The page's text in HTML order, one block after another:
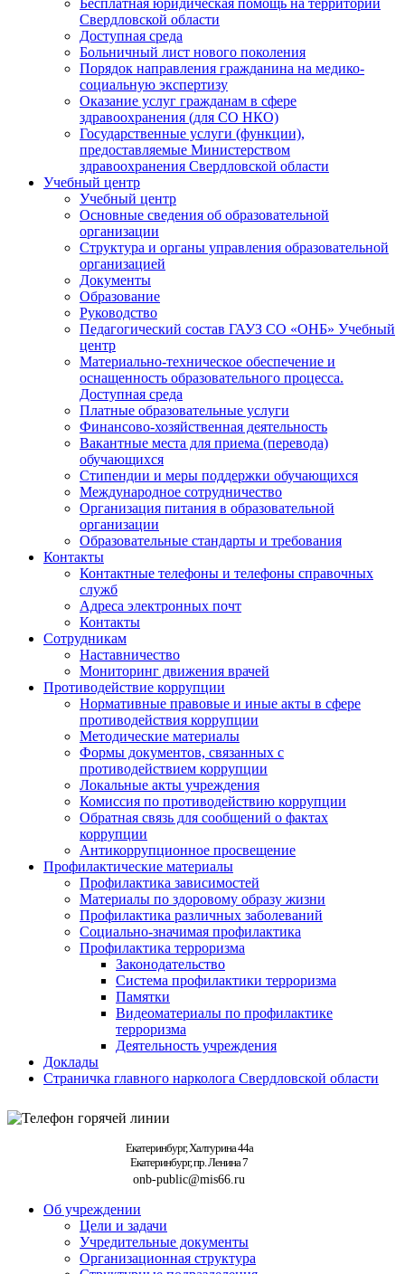
Бесплатная юридическая помощь на территории
Свердловской области
Доступная среда
Больничный лист нового поколения
Порядок направления гражданина на медико-
социальную экспертизу
Оказание услуг гражданам в сфере
здравоохранения (для СО НКО)
Государственные услуги (функции),
предоставляемые Министерством
здравоохранения Свердловской области
Учебный центр
Учебный центр
Основные сведения об образовательной
организации
Структура и органы управления образовательной
организацией
Документы
Образование
Руководство
Педагогический состав ГАУЗ СО «ОНБ» Учебный
центр
Материально-техническое обеспечение и
оснащенность образовательного процесса.
Доступная среда
Платные образовательные услуги
Финансово-хозяйственная деятельность
Вакантные места для приема (перевода)
обучающихся
Стипендии и меры поддержки обучающихся
Международное сотрудничество
Организация питания в образовательной
организации
Образовательные стандарты и требования
Контакты
Контактные телефоны и телефоны справочных
служб
Адреса электронных почт
Контакты
Сотрудникам
Наставничество
Мониторинг движения врачей
Противодействие коррупции
Нормативные правовые и иные акты в сфере
противодействия коррупции
Методические материалы
Формы документов, связанных с
противодействием коррупции
Локальные акты учреждения
Комиссия по противодействию коррупции
Обратная связь для сообщений о фактах
коррупции
Антикоррупционное просвещение
Профилактические материалы
Профилактика зависимостей
Материалы по здоровому образу жизни
Профилактика различных заболеваний
Социально-значимая профилактика
Профилактика терроризма
Законодательство
Система профилактики терроризма
Памятки
Видеоматериалы по профилактике
терроризма
Деятельность учреждения
Доклады
Страничка главного нарколога Свердловской области
Екатеринбург, Халтурина 44а
Екатеринбург, пр. Ленина 7
onb-public@mis66.ru
Об учреждении
Цели и задачи
Учредительные документы
Организационная структура